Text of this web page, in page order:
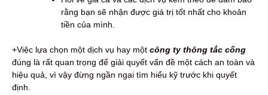
rằng bạn sẽ nhận được giá trị tốt nhất cho khoản
tiền của mình.
+Việc lựa chọn một dịch vụ hay một công ty thông tắc cống
đúng là rất quan trọng để giải quyết vấn đề một cách an toàn và
hiệu quả, vì vậy đừng ngần ngại tìm hiểu kỹ trước khi quyết
định.